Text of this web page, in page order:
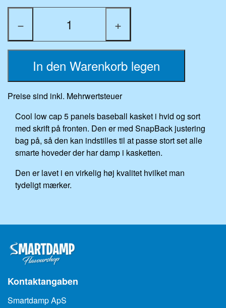
− +
In den Warenkorb legen
Preise sind inkl. Mehrwertsteuer
Cool low cap 5 panels baseball kasket i hvid og sort
med skrift på fronten. Den er med SnapBack justering
bag på, så den kan indstilles til at passe stort set alle
smarte hoveder der har damp i kasketten.
Den er lavet i en virkelig høj kvalitet hvilket man
tydeligt mærker.
Kontaktangaben
Smartdamp ApS